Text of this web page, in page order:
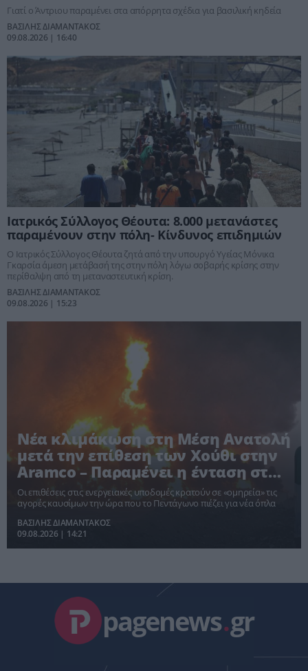
Γιατί ο Άντριου παραμένει στα απόρρητα σχέδια για βασιλική κηδεία
ΒΑΣΙΛΗΣ ΔΙΑΜΑΝΤΑΚΟΣ
09.08.2026 | 16:40
Ιατρικός Σύλλογος Θέουτα: 8.000 μετανάστες
παραμένουν στην πόλη- Κίνδυνος επιδημιών
Ο Ιατρικός Σύλλογος Θέουτα ζητά από την υπουργό Υγείας Μόνικα
Γκαρσία άμεση μετάβασή της στην πόλη λόγω σοβαρής κρίσης στην
περίθαλψη από τη μεταναστευτική κρίση.
ΒΑΣΙΛΗΣ ΔΙΑΜΑΝΤΑΚΟΣ
09.08.2026 | 15:23
Νέα κλιμάκωση στη Μέση Ανατολή
μετά την επίθεση των Χούθι στην
Aramco – Παραμένει η ένταση στα
Στενά του Ορμούζ
Οι επιθέσεις στις ενεργειακές υποδομές κρατούν σε «ομηρεία» τις
αγορές καυσίμων την ώρα που το Πεντάγωνο πιέζει για νέα όπλα
ΒΑΣΙΛΗΣ ΔΙΑΜΑΝΤΑΚΟΣ
09.08.2026 | 14:21
pagenews.gr